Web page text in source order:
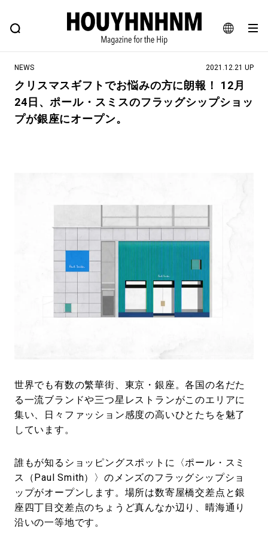
JA
EN
FEATURE BLOG SNAP
ヒップなファッション、カルチャー、ライフスタイルWEBマガジン
#注目のタグ
#Commune H #FOCUS IT #AH.H
#ととけん #FASHION #MUSIC #MOVIE
#LIFESTYLE #OUTDOOR
#HANDSOME HANDBOOK
NEWS 2021.12.21 UP
クリスマスギフトでお悩みの方に朗報！ 12月
24日、ポール・スミスのフラッグシップショッ
プが銀座にオープン。
世界でも有数の繁華街、東京・銀座。各国の名だた
る一流ブランドや三つ星レストランがこのエリアに
集い、日々ファッション感度の高いひとたちを魅了
しています。
誰もが知るショッピングスポットに〈ポール・スミ
ス（Paul Smith）〉のメンズのフラッグシップショ
ップがオープンします。場所は数寄屋橋交差点と銀
座四丁目交差点のちょうど真んなか辺り、晴海通り
沿いの一等地です。